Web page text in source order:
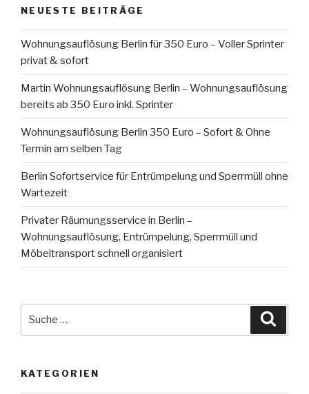
NEUESTE BEITRÄGE
Wohnungsauflösung Berlin für 350 Euro – Voller Sprinter
privat & sofort
Martin Wohnungsauflösung Berlin – Wohnungsauflösung
bereits ab 350 Euro inkl. Sprinter
Wohnungsauflösung Berlin 350 Euro – Sofort & Ohne
Termin am selben Tag
Berlin Sofortservice für Entrümpelung und Sperrmüll ohne
Wartezeit
Privater Räumungsservice in Berlin –
Wohnungsauflösung, Entrümpelung, Sperrmüll und
Möbeltransport schnell organisiert
KATEGORIEN